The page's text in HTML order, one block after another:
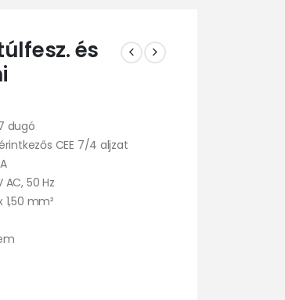
és
dugó
CEE 7/4 aljzat
50 Hz
mm²